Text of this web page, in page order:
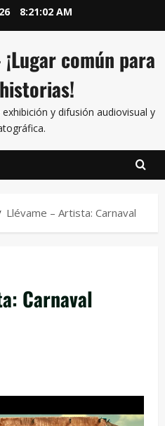
8:21:02 AM
común para
y difusión audiovisual y
Llévame – Artista: Carnaval
Carnaval